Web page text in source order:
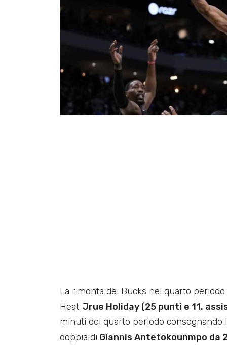
La rimonta dei Bucks nel quarto
Heat. Jrue Holiday (25 punti e 11.
minuti del quarto periodo consegnando
doppia di Giannis Antetokounmpo da